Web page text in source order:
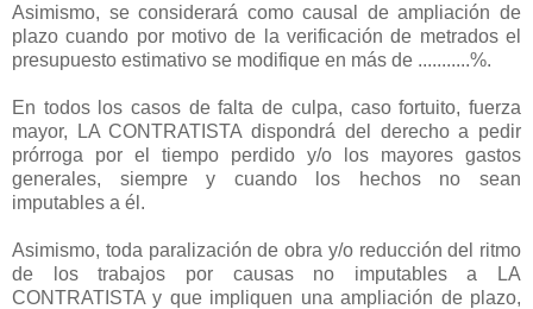
Asimismo, se considerará como causal de ampliación de
plazo cuando por motivo de la verificación de metrados el
presupuesto estimativo se modifique en más de ...........%.
En todos los casos de falta de culpa, caso fortuito, fuerza
mayor, LA CONTRATISTA dispondrá del derecho a pedir
prórroga por el tiempo perdido y/o los mayores gastos
generales, siempre y cuando los hechos no sean
imputables a él.
Asimismo, toda paralización de obra y/o reducción del ritmo
de los trabajos por causas no imputables a LA
CONTRATISTA y que impliquen una ampliación de plazo,